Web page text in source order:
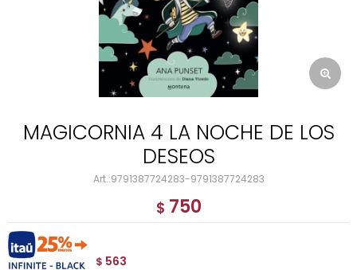
MAGICORNIA 4 LA NOCHE DE LOS
DESEOS
9791387724283-9791387724283
$ 750
$ 563